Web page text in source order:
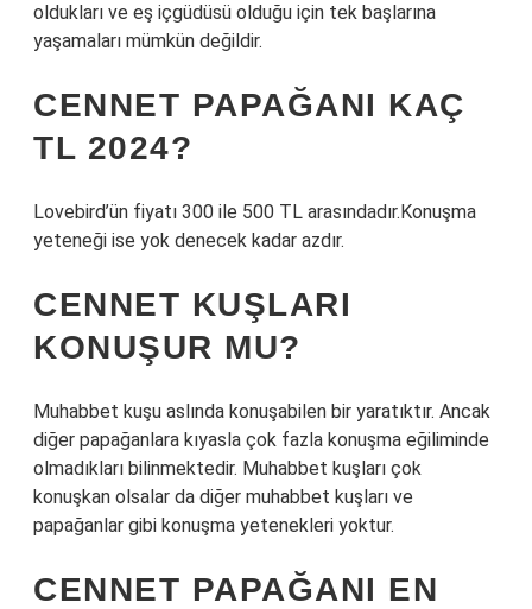
oldukları ve eş içgüdüsü olduğu için tek başlarına
yaşamaları mümkün değildir.
CENNET PAPAĞANI KAÇ
TL 2024?
Lovebird’ün fiyatı 300 ile 500 TL arasındadır.Konuşma
yeteneği ise yok denecek kadar azdır.
CENNET KUŞLARI
KONUŞUR MU?
Muhabbet kuşu aslında konuşabilen bir yaratıktır. Ancak
diğer papağanlara kıyasla çok fazla konuşma eğiliminde
olmadıkları bilinmektedir. Muhabbet kuşları çok
konuşkan olsalar da diğer muhabbet kuşları ve
papağanlar gibi konuşma yetenekleri yoktur.
CENNET PAPAĞANI EN